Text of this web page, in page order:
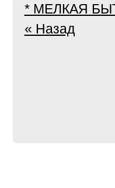
* МЕЛКАЯ
« Назад